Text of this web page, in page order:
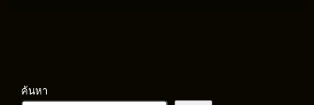
ค้นหา